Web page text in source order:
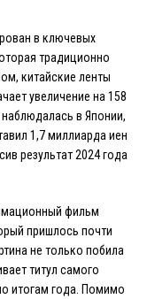
в ключевых
традиционно
китайские ленты
увеличение на 158
в Японии,
1,7 миллиарда иен
результат 2024 года
фильм
пришлось почти
не только побила
титул самого
итогам года. Помимо